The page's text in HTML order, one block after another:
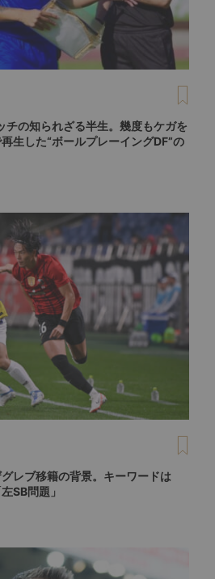
チの知られざる半生。幾度もケガを
生した“ボールプレーイングDF”の
レブ移籍の背景。キーワードは
SB問題」